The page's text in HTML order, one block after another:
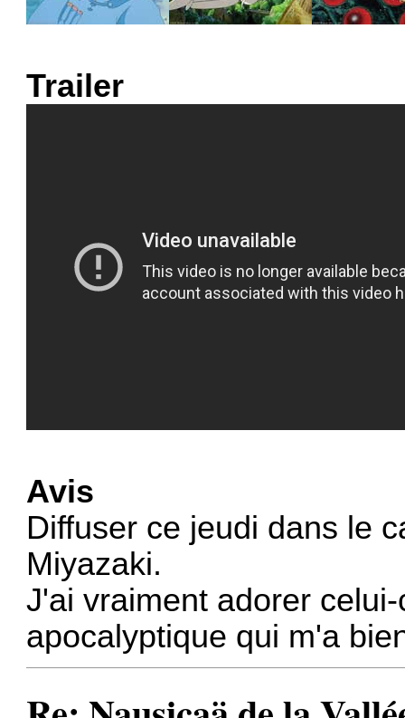
Trailer
Avis
Diffuser ce jeudi dans le
Miyazaki.
J'ai vraiment adorer
apocalyptique qui m'a